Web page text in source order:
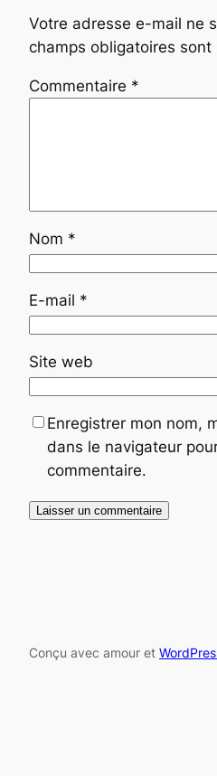
Votre adresse e-mail ne
champs obligatoires sont
Commentaire *
Nom *
E-mail *
Site web
Enregistrer mon nom,
dans le navigateur
commentaire.
Conçu avec amour et